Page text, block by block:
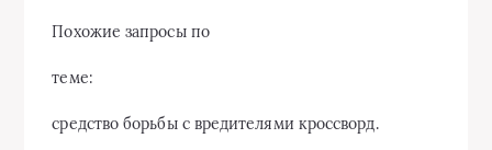
Похожие запросы по
теме:
средство борьбы с вредителями кроссворд.